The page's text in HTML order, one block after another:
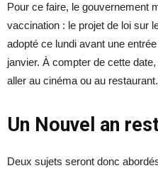
Pour ce faire, le gouvernement
vaccination : le projet de loi sur
adopté ce lundi avant une
janvier. À compter de cette
aller au cinéma ou au restaurant.
Un Nouvel an
Deux sujets seront donc